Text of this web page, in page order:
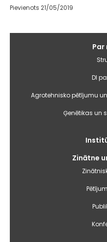
Pievienots 21/05/2019
Par
DI
Agrotehnisko pētījumu
Ģenētikas un
Zinātne